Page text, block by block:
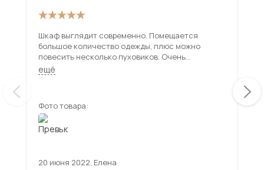
Шкаф выглядит современно. Помещается
большое количество одежды, плюс можно
повесить несколько пуховиков. Очень
понравились выдвижные маленькие ящички для
мелких предметов.
ещё
Фото товара:
20 июня 2022, Елена